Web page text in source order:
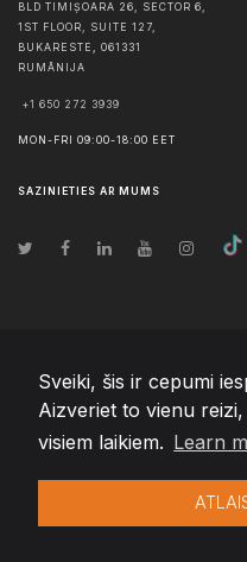
Sveiki, šis ir cepumi
Aizveriet to vienu
visiem laikiem. Learn
BLD TIMIȘOARA 26, SECTOR 6,
1ST FLOOR, SUITE 127,
BUKARESTE , 061331
RUMĀNIJA
+1 650 272 3939
MON-FRI 09:00-18:00 EET
SAZINIETIES AR MUMS
© Autortiesības2026 Team
Changelog● Izmantojot šo vietni,